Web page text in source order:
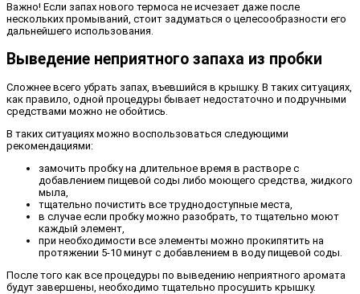
Важно! Если запах нового термоса не исчезает даже после
нескольких промываний, стоит задуматься о целесообразности его
дальнейшего использования.
Выведение неприятного запаха из пробки
Сложнее всего убрать запах, въевшийся в крышку. В таких ситуациях,
как правило, одной процедуры бывает недостаточно и подручными
средствами можно не обойтись.
В таких ситуациях можно воспользоваться следующими
рекомендациями:
замочить пробку на длительное время в растворе с
добавлением пищевой соды либо моющего средства, жидкого
мыла,
тщательно почистить все труднодоступные места,
в случае если пробку можно разобрать, то тщательно моют
каждый элемент,
при необходимости все элементы можно прокипятить на
протяжении 5-10 минут с добавлением в воду пищевой соды.
После того как все процедуры по выведению неприятного аромата
будут завершены, необходимо тщательно просушить крышку.